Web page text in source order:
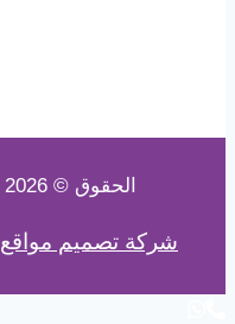
الحقوق © 2026
شركة تصميم مواقع